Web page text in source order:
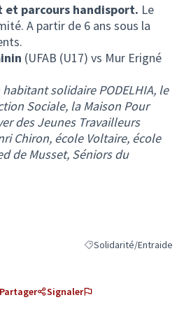
parcours handisport. Le
A partir de 6 ans sous la
(UFAB (U17) vs Mur Erigné
solidaire PODELHIA, le
Sociale, la Maison Pour
des Jeunes Travailleurs
Chiron, école Voltaire, école
de Musset, Séniors du
Filtrer les résultats de
Solidarité/Entraide
Partager Signaler